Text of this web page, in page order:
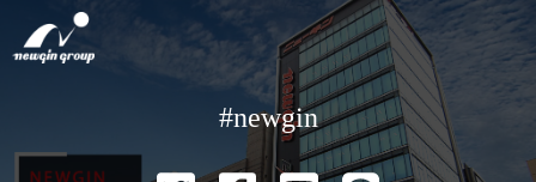
#newgin